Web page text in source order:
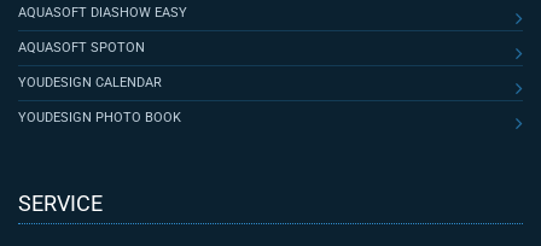
AQUASOFT DIASHOW EASY
AQUASOFT SPOTON
YOUDESIGN CALENDAR
YOUDESIGN PHOTO BOOK
SERVICE